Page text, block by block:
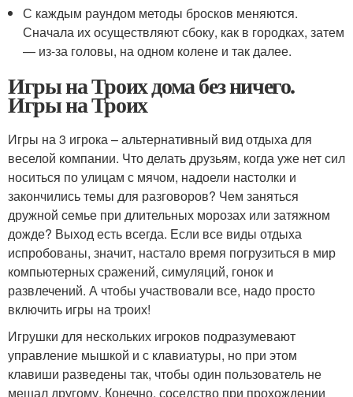
С каждым раундом методы бросков меняются.
Сначала их осуществляют сбоку, как в городках, затем
— из-за головы, на одном колене и так далее.
Игры на Троих дома без ничего.
Игры на Троих
Игры на 3 игрока – альтернативный вид отдыха для
веселой компании. Что делать друзьям, когда уже нет сил
носиться по улицам с мячом, надоели настолки и
закончились темы для разговоров? Чем заняться
дружной семье при длительных морозах или затяжном
дожде? Выход есть всегда. Если все виды отдыха
испробованы, значит, настало время погрузиться в мир
компьютерных сражений, симуляций, гонок и
развлечений. А чтобы участвовали все, надо просто
включить игры на троих!
Игрушки для нескольких игроков подразумевают
управление мышкой и с клавиатуры, но при этом
клавиши разведены так, чтобы один пользователь не
мешал другому. Конечно, соседство при прохождении